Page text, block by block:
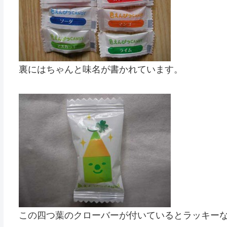
裏にはちゃんと味名が書かれています。
この四つ葉のクローバーが付いているとラッキー